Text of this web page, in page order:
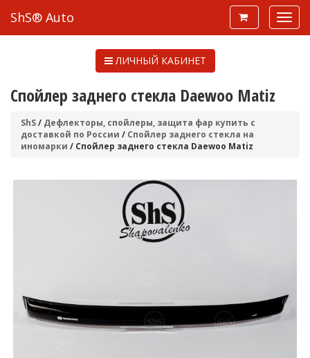
ShS® Auto
ЛИЧНЫЙ КАБИНЕТ
Спойлер заднего стекла Daewoo Matiz
ShS/ Дефлекторы, спойлеры, защита фар купить с
доставкой по России / Спойлер заднего стекла на
иномарки / Спойлер заднего стекла Daewoo Matiz